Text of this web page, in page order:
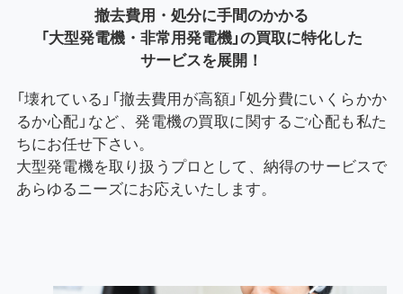
撤去費用・処分に手間のかかる
「大型発電機・非常用発電機」の買取に特化した
サービスを展開！
「壊れている」「撤去費用が高額」「処分費にいくらかか
るか心配」など、発電機の買取に関するご心配も私た
ちにお任せ下さい。
大型発電機を取り扱うプロとして、納得のサービスで
あらゆるニーズにお応えいたします。